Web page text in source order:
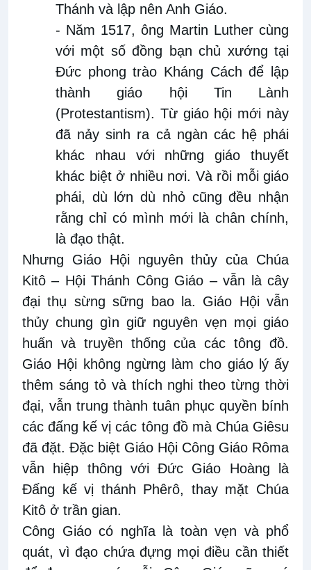
Thánh và lập nên Anh Giáo.
- Năm 1517, ông Martin Luther cùng
với một số đồng bạn chủ xướng tại
Đức phong trào Kháng Cách để lập
thành giáo hội Tin Lành
(Protestantism). Từ giáo hội mới này
đã nảy sinh ra cả ngàn các hệ phái
khác nhau với những giáo thuyết
khác biệt ở nhiều nơi. Và rồi mỗi giáo
phái, dù lớn dù nhỏ cũng đều nhận
rằng chỉ có mình mới là chân chính,
là đạo thật.
Nhưng Giáo Hội nguyên thủy của Chúa
Kitô – Hội Thánh Công Giáo – vẫn là cây
đại thụ sừng sững bao la. Giáo Hội vẫn
thủy chung gìn giữ nguyên vẹn mọi giáo
huấn và truyền thống của các tông đồ.
Giáo Hội không ngừng làm cho giáo lý ấy
thêm sáng tỏ và thích nghi theo từng thời
đại, vẫn trung thành tuân phục quyền bính
các đấng kế vị các tông đồ mà Chúa Giêsu
đã đặt. Đặc biệt Giáo Hội Công Giáo Rôma
vẫn hiệp thông với Đức Giáo Hoàng là
Đấng kế vị thánh Phêrô, thay mặt Chúa
Kitô ở trần gian.
Công Giáo có nghĩa là toàn vẹn và phổ
quát, vì đạo chứa đựng mọi điều cần thiết